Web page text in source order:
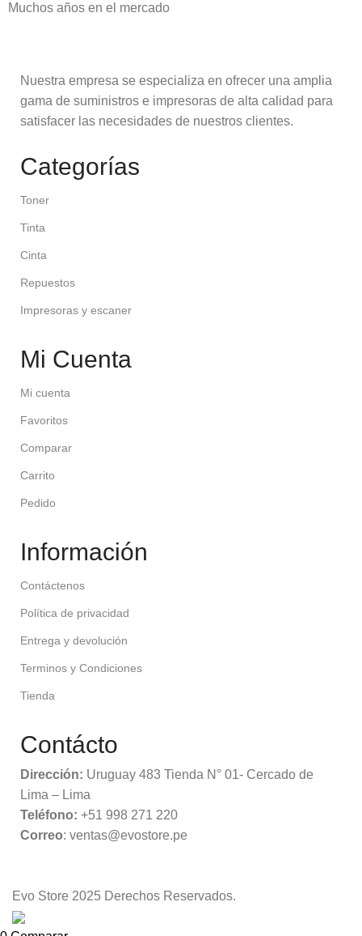
Muchos años en el mercado
Nuestra empresa se especializa en ofrecer una amplia
gama de suministros e impresoras de alta calidad para
satisfacer las necesidades de nuestros clientes.
Categorías
Toner
Tinta
Cinta
Repuestos
Impresoras y escaner
Mi Cuenta
Mi cuenta
Favoritos
Comparar
Carrito
Pedido
Información
Contáctenos
Política de privacidad
Entrega y devolución
Terminos y Condiciones
Tienda
Contácto
Dirección: Uruguay 483 Tienda N° 01- Cercado de
Lima – Lima
Teléfono: +51 998 271 220
Correo: ventas@evostore.pe
Evo Store 2025 Derechos Reservados.